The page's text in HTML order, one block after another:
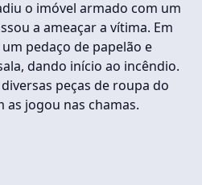
o imóvel armado com um
a ameaçar a vítima. Em
pedaço de papelão e
dando início ao incêndio.
peças de roupa do
jogou nas chamas.